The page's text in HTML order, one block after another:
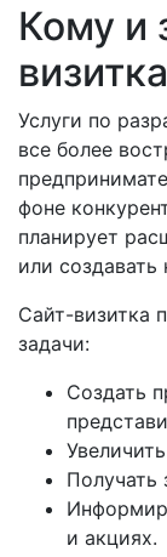
Кому и
визитка
Услуги по
все более
фоне
планирует
или
Сайт-визитка
задачи:
Создать
Получать
и акциях.